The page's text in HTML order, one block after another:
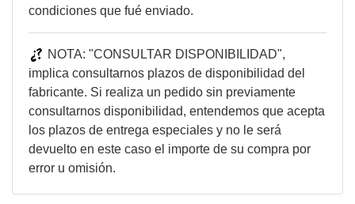
condiciones que fué enviado.
NOTA: "CONSULTAR DISPONIBILIDAD",
implica consultarnos plazos de disponibilidad del
fabricante. Si realiza un pedido sin previamente
consultarnos disponibilidad, entendemos que acepta
los plazos de entrega especiales y no le será
devuelto en este caso el importe de su compra por
error u omisión.
 VISTA RÁPIDA